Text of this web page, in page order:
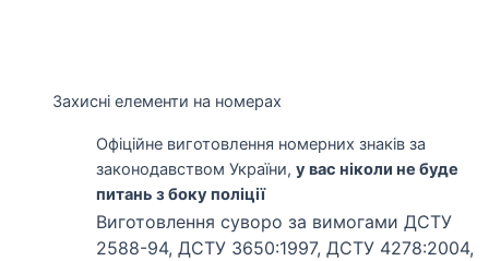
Захисні елементи на номерах
Офіційне виготовлення номерних знаків за
законодавством України, у вас ніколи не буде
питань з боку поліції
Виготовлення суворо за вимогами ДСТУ
2588-94, ДСТУ 3650:1997, ДСТУ 4278:2004,